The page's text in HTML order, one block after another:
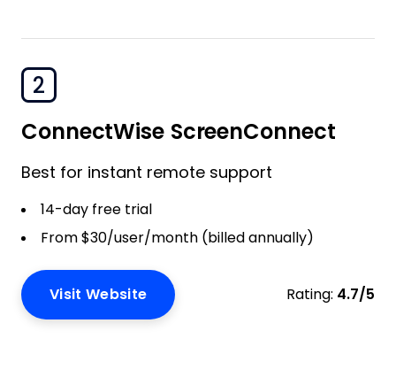
2
ConnectWise ScreenConnect
Best for instant remote support
14-day free trial
From $30/user/month (billed annually)
Visit Website Rating: 4.7/5